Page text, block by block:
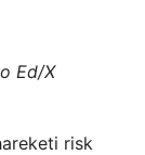
Ed/X
risk